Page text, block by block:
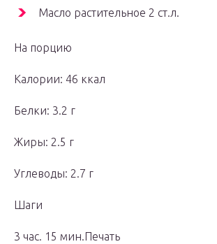
Масло растительное 2 ст.л.
На порцию
Калории: 46 ккал
Белки: 3.2 г
Жиры: 2.5 г
Углеводы: 2.7 г
Шаги
3 час. 15 мин.Печать